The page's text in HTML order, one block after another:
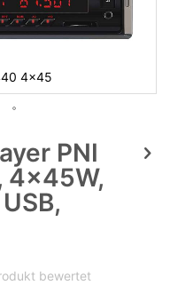
4x45
PNI
4x45W,
bewertet